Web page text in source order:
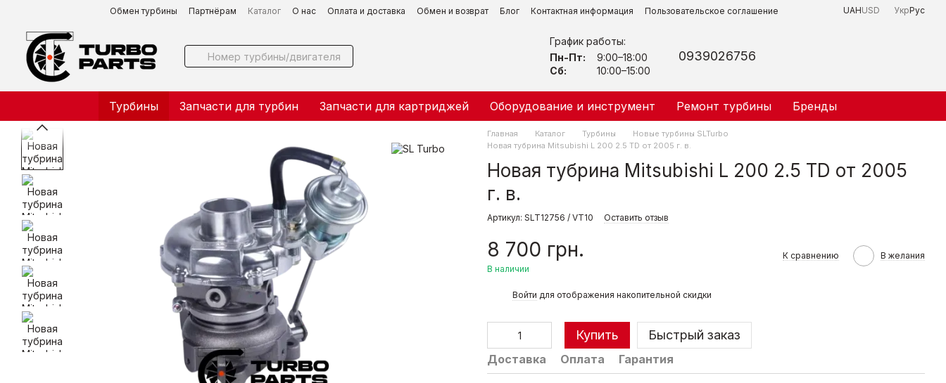
Перейти к основному контенту
Обмен турбины Партнёрам Каталог О нас Оплата и доставка Обмен и возврат Блог Контактная информация Пользовательское соглашение UAHUSD УкрРус
График работы:
Пн-Пт:
9:00–18:00
Сб:
10:00–15:00
0939026756
Турбины Запчасти для турбин Запчасти для картриджей Оборудование и инструмент Ремонт турбины Бренды
Главная Каталог Турбины
Новые турбины SLTurbo
Новая тубрина Mitsubishi L 200 2.5 TD от 2005 г. в.
Новая тубрина Mitsubishi L 200 2.5 TD от 2005
г. в.
Артикул: SLT12756 / VT10 Оставить отзыв
8 700 грн.
В наличии
К сравнению В желания
Войти для отображения накопительной скидки
Купить Быстрый заказ
Доставка Оплата Гарантия